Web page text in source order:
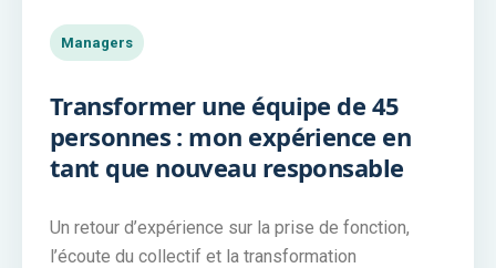
Managers
Transformer une équipe de 45
personnes : mon expérience en
tant que nouveau responsable
Un retour d’expérience sur la prise de fonction,
l’écoute du collectif et la transformation